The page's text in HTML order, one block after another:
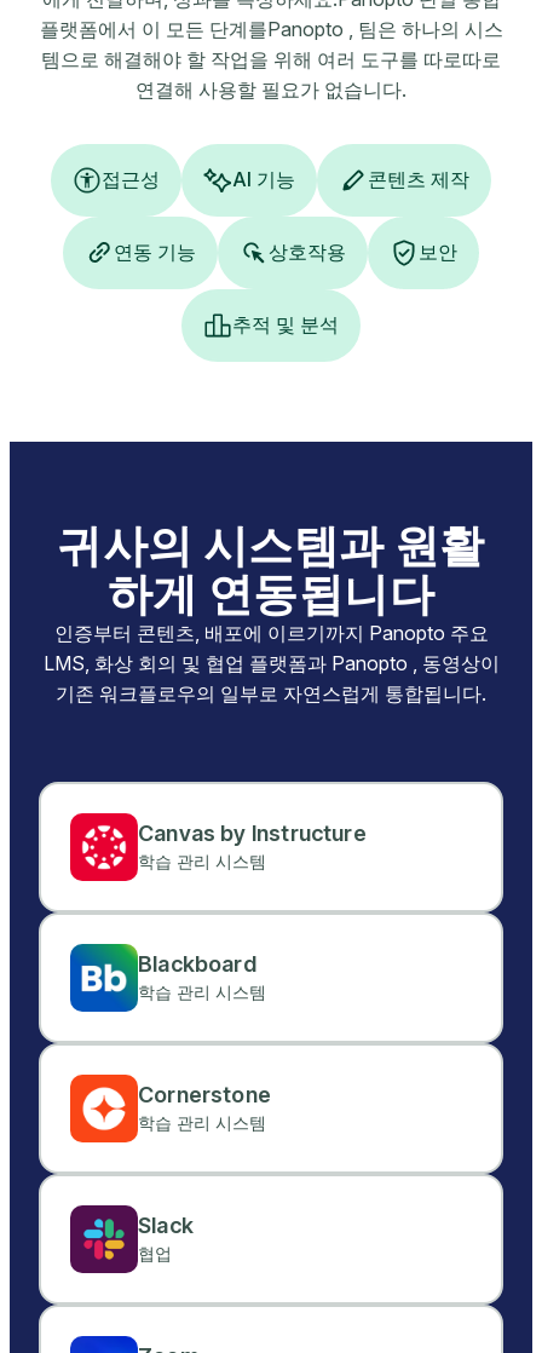
플랫폼에서 이 모든 단계를Panopto , 팀은 하나의 시스
템으로 해결해야 할 작업을 위해 여러 도구를 따로따로
연결해 사용할 필요가 없습니다.
접근성 AI 기능 콘텐츠 제작
연동 기능 상호작용 보안
추적 및 분석
귀사의 시스템과 원활
하게 연동됩니다
인증부터 콘텐츠, 배포에 이르기까지 Panopto 주요
LMS, 화상 회의 및 협업 플랫폼과 Panopto , 동영상이
기존 워크플로우의 일부로 자연스럽게 통합됩니다.
Canvas by Instructure
학습 관리 시스템
Blackboard
학습 관리 시스템
Cornerstone
학습 관리 시스템
Slack
협업